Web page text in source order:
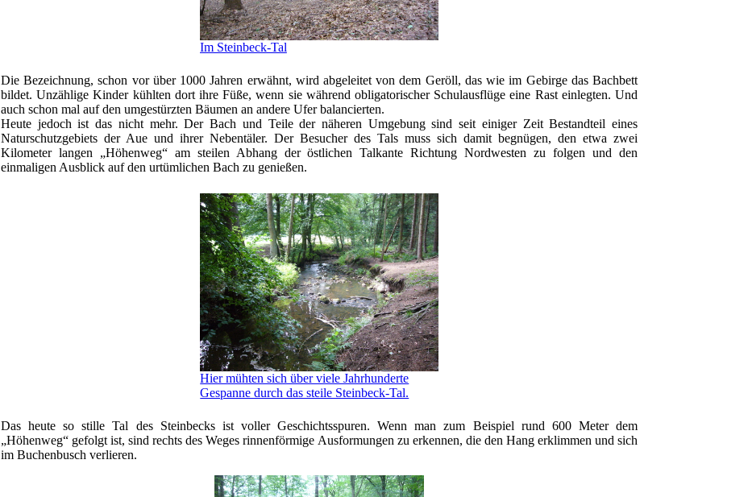
Im Steinbeck-Tal
Die Bezeichnung, schon vor über 1000 Jahren erwähnt, wird abgeleitet von dem Geröll, das wie im Gebirge das Bachbett
bildet. Unzählige Kinder kühlten dort ihre Füße, wenn sie während obligatorischer Schulausflüge eine Rast einlegten. Und
auch schon mal auf den umgestürzten Bäumen an andere Ufer balancierten.
Heute jedoch ist das nicht mehr. Der Bach und Teile der näheren Umgebung sind seit einiger Zeit Bestandteil eines
Naturschutzgebiets der Aue und ihrer Nebentäler. Der Besucher des Tals muss sich damit begnügen, den etwa zwei
Kilometer langen „Höhenweg“ am steilen Abhang der östlichen Talkante Richtung Nordwesten zu folgen und den
einmaligen Ausblick auf den urtümlichen Bach zu genießen.
Hier mühten sich über viele Jahrhunderte
Gespanne durch das steile Steinbeck-Tal.
Das heute so stille Tal des Steinbecks ist voller Geschichtsspuren. Wenn man zum Beispiel rund 600 Meter dem
„Höhenweg“ gefolgt ist, sind rechts des Weges rinnenförmige Ausformungen zu erkennen, die den Hang erklimmen und sich
im Buchenbusch verlieren.